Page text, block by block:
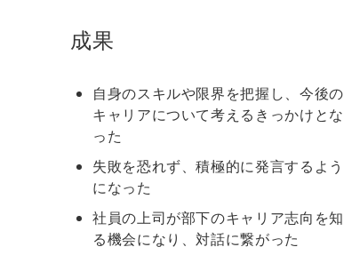
成果
自身のスキルや限界を把握し、今後の
キャリアについて考えるきっかけとな
った
失敗を恐れず、積極的に発言するよう
になった
社員の上司が部下のキャリア志向を知
る機会になり、対話に繋がった